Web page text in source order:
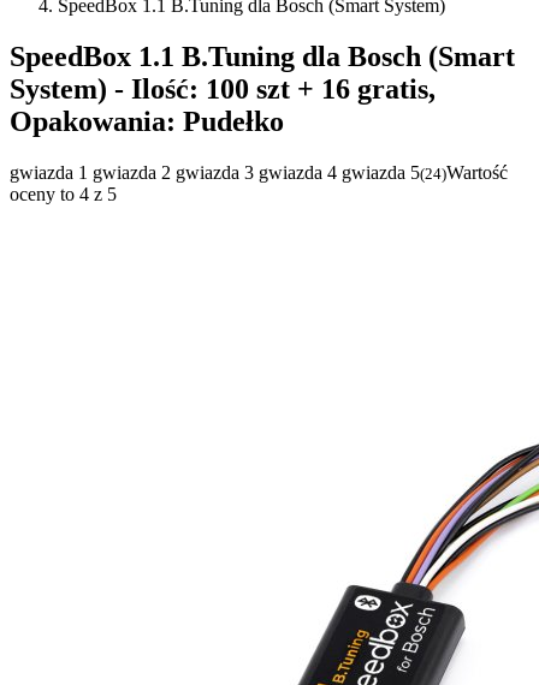
SpeedBox 1.1 B.Tuning dla Bosch (Smart System)
SpeedBox 1.1 B.Tuning dla Bosch (Smart
System) - Ilość: 100 szt + 16 gratis,
Opakowania: Pudełko
gwiazda 1 gwiazda 2 gwiazda 3 gwiazda 4 gwiazda 5(24)Wartość
oceny to 4 z 5